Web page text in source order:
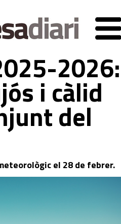
2026:
i càlid
del
el 28 de febrer.